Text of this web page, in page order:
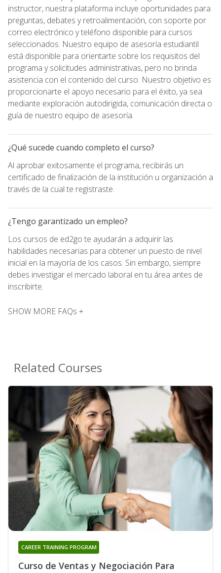
instructor, nuestra plataforma incluye oportunidades para
preguntas, debates y retroalimentación, con soporte por
correo electrónico y teléfono disponible para cursos
seleccionados. Nuestro equipo de asesoría estudiantil
está disponible para orientarte sobre los requisitos del
programa y solicitudes administrativas, pero no brinda
asistencia con el contenido del curso. Nuestro objetivo es
proporcionarte el apoyo necesario para el éxito, ya sea
mediante exploración autodirigida, comunicación directa o
guía de nuestro equipo de asesoría.
¿Qué sucede cuando completo el curso?
Al aprobar exitosamente el programa, recibirás un
certificado de finalización de la institución u organización a
través de la cual te registraste.
¿Tengo garantizado un empleo?
Los cursos de ed2go te ayudarán a adquirir las
habilidades necesarias para obtener un puesto de nivel
inicial en la mayoría de los casos. Sin embargo, siempre
debes investigar el mercado laboral en tu área antes de
inscribirte.
SHOW MORE FAQs +
Related Courses
Curso de Ventas y Negociación Para
CAREER TRAINING PROGRAM